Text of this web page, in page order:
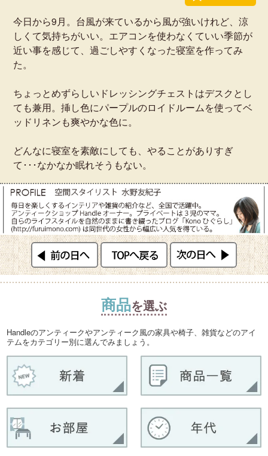
今日から9月。台風が来ているから風が強いけれど、涼
しくて気持ちがいい。エアコンを使わなくていい季節が
近い事を感じて、過ごしやすくなった寝室を作ってみ
た。
ちょっとめずらしいドレッシングチェストはデスクとし
ても兼用。挿し色にパープルのロイドルームを使ってベ
ッドリネンも爽やかな色に。
どんなに寝室を素敵にしても、やることがありすぎ
て･･･なかなか眠れそうもない。
商品を選ぶ
Handleのアンティークやアンティーク風の家具や椅子、雑貨などのアイ
テムをカテゴリー別に選んでみましょう。